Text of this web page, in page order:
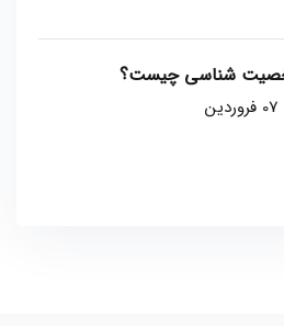
شناسی چیست؟
07 فروردین